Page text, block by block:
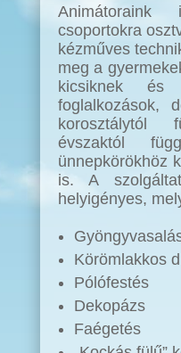
Animátoraink
csoportokra
kézműves
meg a
kicsiknek és
foglalkozások,
korosztálytól
évszaktól
ünnepkörökhöz
is. A
helyigényes,
Körömlakkos
Pólófestés
Dekopázs
Faégetés